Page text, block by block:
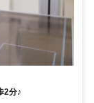
2分♪